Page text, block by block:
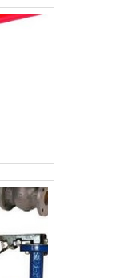
uma
para